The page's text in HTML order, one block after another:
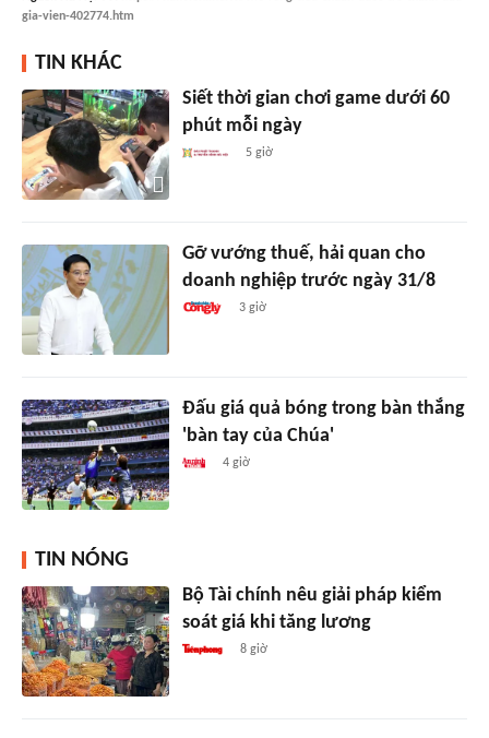
gia-vien-402774.htm
TIN KHÁC
Siết thời gian chơi game dưới 60
phút mỗi ngày
5 giờ
Gỡ vướng thuế, hải quan cho
doanh nghiệp trước ngày 31/8
3 giờ
Đấu giá quả bóng trong bàn thắng
'bàn tay của Chúa'
4 giờ
TIN NÓNG
Bộ Tài chính nêu giải pháp kiểm
soát giá khi tăng lương
8 giờ